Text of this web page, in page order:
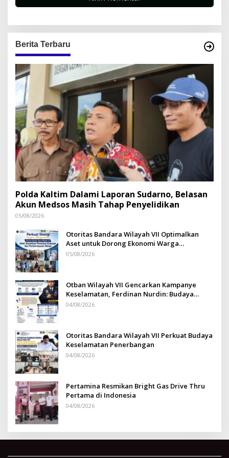
Berita Terbaru
Polda Kaltim Dalami Laporan Sudarno, Belasan
Akun Medsos Masih Tahap Penyelidikan
05/08/2026
Otoritas Bandara Wilayah VII Optimalkan
Aset untuk Dorong Ekonomi Warga
Sepinggan
05/08/2026
Otban Wilayah VII Gencarkan Kampanye
Keselamatan, Ferdinan Nurdin: Budaya
Safety Harus Jadi Komitmen Bersama
04/08/2026
Otoritas Bandara Wilayah VII Perkuat Budaya
Keselamatan Penerbangan
04/08/2026
Pertamina Resmikan Bright Gas Drive Thru
Pertama di Indonesia
04/08/2026